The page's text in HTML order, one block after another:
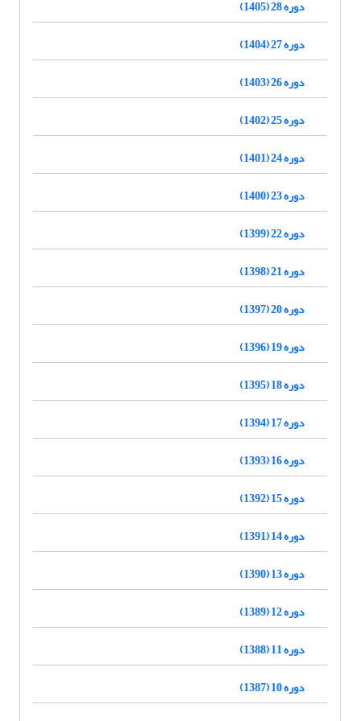
دوره 28 (1405)
دوره 27 (1404)
دوره 26 (1403)
دوره 25 (1402)
دوره 24 (1401)
دوره 23 (1400)
دوره 22 (1399)
دوره 21 (1398)
دوره 20 (1397)
دوره 19 (1396)
دوره 18 (1395)
دوره 17 (1394)
دوره 16 (1393)
دوره 15 (1392)
دوره 14 (1391)
دوره 13 (1390)
دوره 12 (1389)
دوره 11 (1388)
دوره 10 (1387)